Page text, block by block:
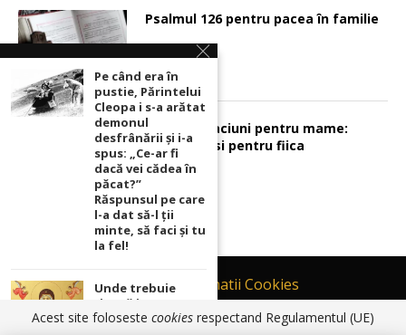
Psalmul 126 pentru pacea în familie
Sunt 2 rugaciuni pentru mame:
pentru fiu si pentru fiica
Contact
Informatii Cookies
Politică de Confidențialitate
Pe când era în
pustie, Părintelui
Cleopa i s-a arătat
demonul
desfrânării şi i-a
spus: „Ce-ar fi
dacă vei cădea în
păcat?”
Răspunsul pe care
l-a dat să-l ții
minte, să faci și tu
la fel!
Unde trebuie
ținută icoana cu
Maica Domnului
Acest site foloseste cookies respectand Regulamentul (UE)